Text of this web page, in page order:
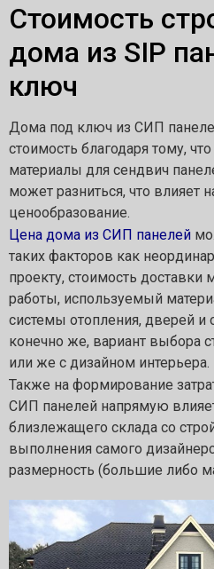
Стоимость
дома из SIP
ключ
Дома под ключ из СИП
стоимость благодаря тому,
материалы для сендвич
может разниться, что влияет
ценообразование.
Цена дома из СИП панелей
таких факторов как
проекту, стоимость доставки
работы, используемый
системы отопления, дверей и
конечно же, вариант выбора
или же с дизайном интерьера.
Также на формирование
СИП панелей напрямую
близлежащего склада со
выполнения самого
размерность (большие либо